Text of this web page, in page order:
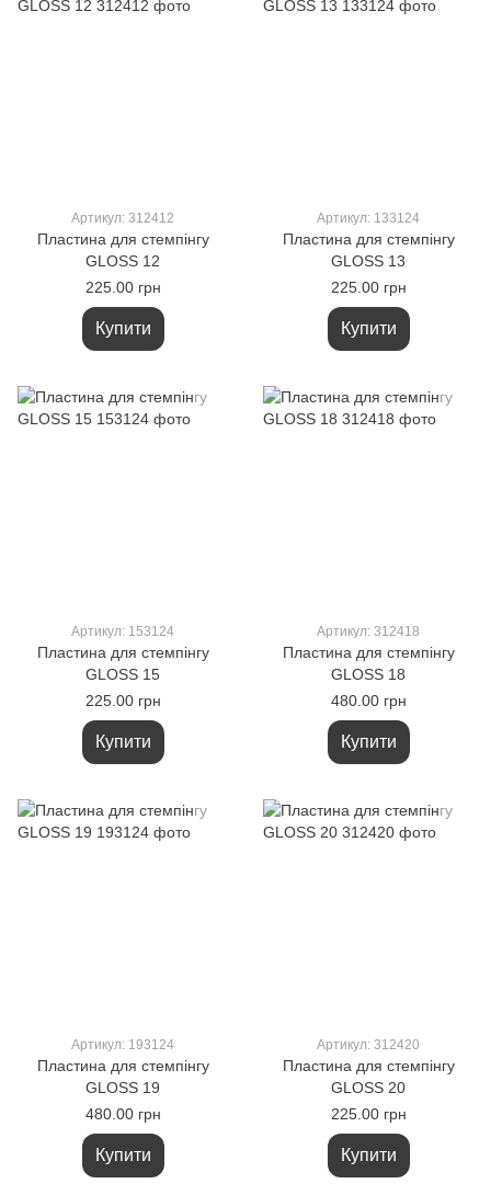
Артикул: 312412
Пластина для стемпінгу
GLOSS 12
225.00 грн
Купити
Артикул: 133124
Пластина для стемпінгу
GLOSS 13
225.00 грн
Купити
Артикул: 153124
Пластина для стемпінгу
GLOSS 15
225.00 грн
Купити
Артикул: 312418
Пластина для стемпінгу
GLOSS 18
480.00 грн
Купити
Артикул: 193124
Пластина для стемпінгу
GLOSS 19
480.00 грн
Купити
Артикул: 312420
Пластина для стемпінгу
GLOSS 20
225.00 грн
Купити